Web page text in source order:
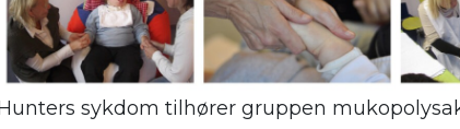
sykdom tilhører gruppen